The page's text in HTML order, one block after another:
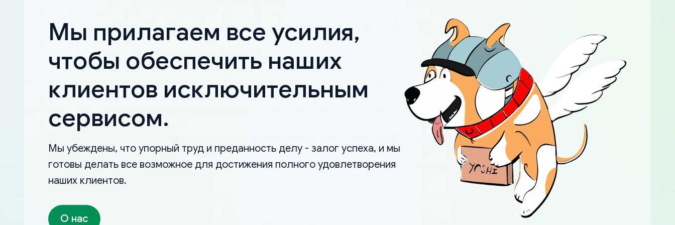
Мы прилагаем все усилия,
чтобы обеспечить наших
клиентов исключительным
сервисом.
Мы убеждены, что упорный труд и преданность делу - залог успеха, и мы
готовы делать все возможное для достижения полного удовлетворения
наших клиентов.
О нас